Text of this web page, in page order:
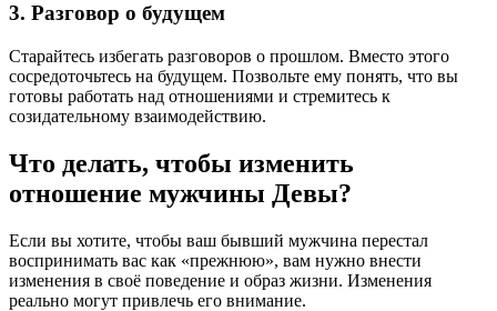
3. Разговор о будущем
Старайтесь избегать разговоров о прошлом. Вместо этого
сосредоточьтесь на будущем. Позвольте ему понять, что вы
готовы работать над отношениями и стремитесь к
созидательному взаимодействию.
Что делать, чтобы изменить
отношение мужчины Девы?
Если вы хотите, чтобы ваш бывший мужчина перестал
воспринимать вас как «прежнюю», вам нужно внести
изменения в своё поведение и образ жизни. Изменения
реально могут привлечь его внимание.